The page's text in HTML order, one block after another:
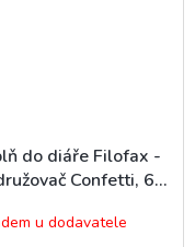
do diáře Filofax -
Confetti, 6
u dodavatele